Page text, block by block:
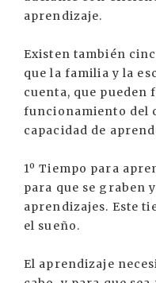
aprendizaje.
Existen también
que la familia y la
cuenta, que pueden
funcionamiento del
capacidad de
1º Tiempo para
para que se graben
aprendizajes. Este
el sueño.
El aprendizaje